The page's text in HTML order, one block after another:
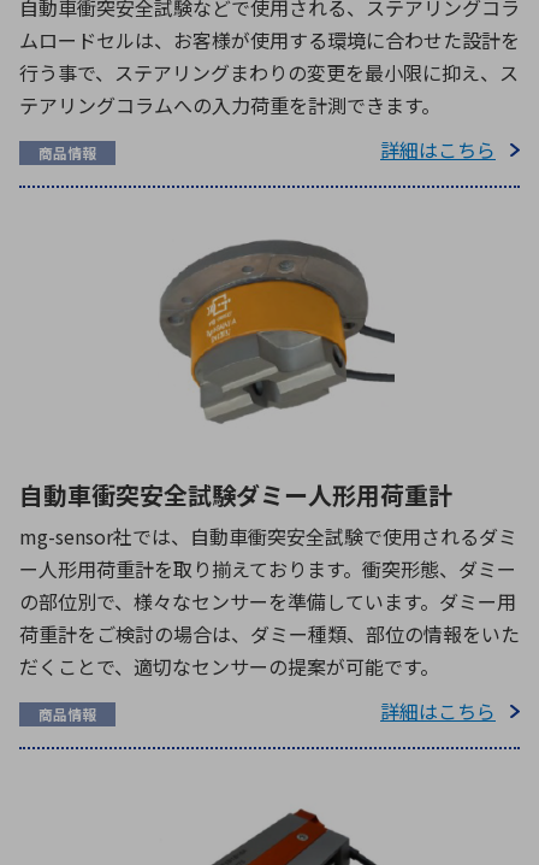
自動車衝突安全試験などで使用される、ステアリングコラ
ムロードセルは、お客様が使用する環境に合わせた設計を
行う事で、ステアリングまわりの変更を最小限に抑え、ス
テアリングコラムへの入力荷重を計測できます。
商品情報 詳細はこちら
自動車衝突安全試験ダミー人形用荷重計
mg-sensor社では、自動車衝突安全試験で使用されるダミ
ー人形用荷重計を取り揃えております。衝突形態、ダミー
の部位別で、様々なセンサーを準備しています。ダミー用
荷重計をご検討の場合は、ダミー種類、部位の情報をいた
だくことで、適切なセンサーの提案が可能です。
商品情報 詳細はこちら